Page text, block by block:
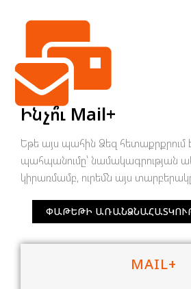
Ինչո՞ւ Mail+
Եթե այս պահին Ձեզ հետաքրքրում
պահպանումը՝ նամակագրության
կիրառմամբ, ուրեմն այս
ՓԱԹԵԹԻ
MAIL+